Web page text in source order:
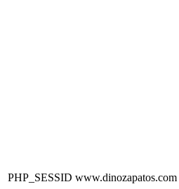
PHP_SESSID www.dinozapatos.com